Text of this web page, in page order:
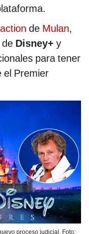
de Mulan,
Disney+ y
para tener
el Premier
proceso judicial. Foto: